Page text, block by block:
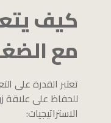
كيف
مع
تعتبر القدرة على
للحفاظ على علاقة
الاستراتيجيات: